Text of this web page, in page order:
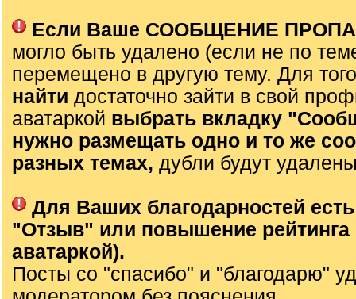
Если Ваше СООБЩЕНИЕ
могло быть удалено (если не по
перемещено в другую тему. Для
найти достаточно зайти в свой
аватаркой выбрать вкладку
нужно размещать одно и то же
разных темах, дубли будут
Для Ваших благодарностей
"Отзыв" или повышение рейтинга
аватаркой).
Посты со "спасибо" и "благодарю"